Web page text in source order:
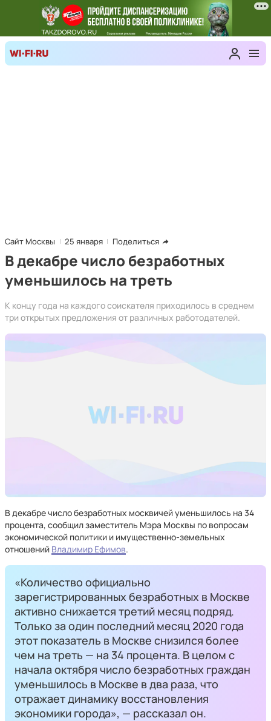
Сайт Москвы 25 января Поделиться
В декабре число безработных
уменьшилось на треть
К концу года на каждого соискателя приходилось в среднем
три открытых предложения от различных работодателей.
В декабре число безработных москвичей уменьшилось на 34
процента, сообщил заместитель Мэра Москвы по вопросам
экономической политики и имущественно-земельных
отношений Владимир Ефимов.
«Количество официально
зарегистрированных безработных в Москве
активно снижается третий месяц подряд.
Только за один последний месяц 2020 года
этот показатель в Москве снизился более
чем на треть — на 34 процента. В целом с
начала октября число безработных граждан
уменьшилось в Москве в два раза, что
отражает динамику восстановления
экономики города», — рассказал он.